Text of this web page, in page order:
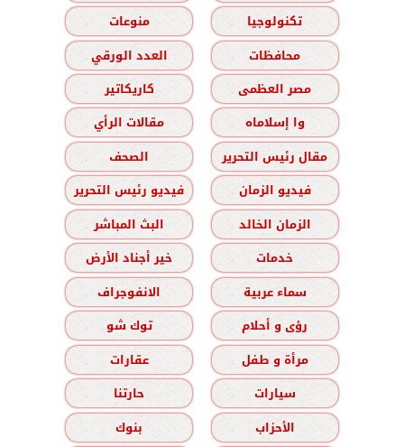
تكنولوجيا
منوعات
محافظات
العدد الورقي
مصر العظمى
كاريكاتير
وا إسلاماه
مقالات الرأي
مقال رئيس التحرير
الصحف
فيديو الزمان
فيديو رئيس التحرير
الزمان الخالد
البث المباشر
خدمات
خير أجناد الأرض
سماء عربية
الانفوجراف
رؤى و أحلام
توك شو
مرأة و طفل
عقارات
سيارات
حارتنا
الأحزاب
بنوك